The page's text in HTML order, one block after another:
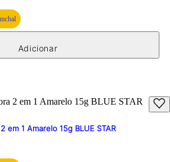
em 1 Amarelo 15g BLUE STAR